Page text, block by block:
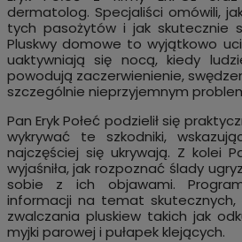
dermatolog. Specjaliści omówili,
tych pasożytów i jak skutecznie
Pluskwy domowe to wyjątkowo
uaktywniają się nocą, kiedy
powodują zaczerwienienie,
szczególnie nieprzyjemnym
Pan Eryk Połeć podzielił się
wykrywać te szkodniki,
najczęściej się ukrywają. Z kolei
wyjaśniła, jak rozpoznać ślady
sobie z ich objawami.
informacji na temat
zwalczania pluskiew takich jak
myjki parowej i pułapek klejących.